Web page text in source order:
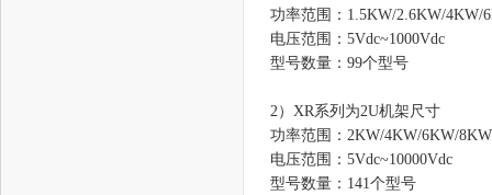
功率范围：1.5KW/2.6KW/4KW/
电压范围：5Vdc~1000Vdc
型号数量：99个型号
2）XR系列为2U机架尺寸
功率范围：2KW/4KW/6KW/
电压范围：5Vdc~10000Vdc
型号数量：141个型号